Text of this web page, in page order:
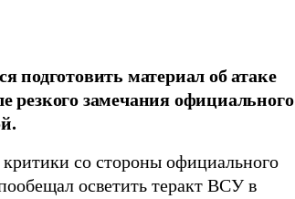
подготовить материал об атаке
резкого замечания официального
со стороны официального
осветить теракт ВСУ в